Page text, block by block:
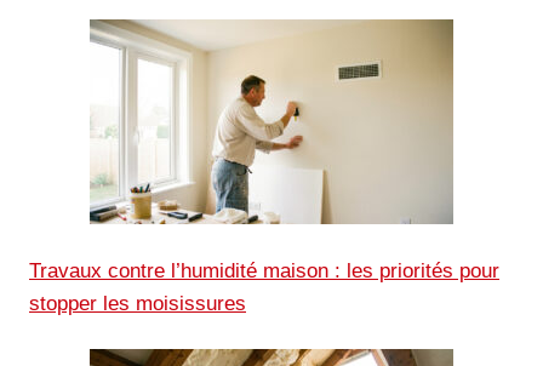
Travaux contre l’humidité maison : les priorités pour
stopper les moisissures